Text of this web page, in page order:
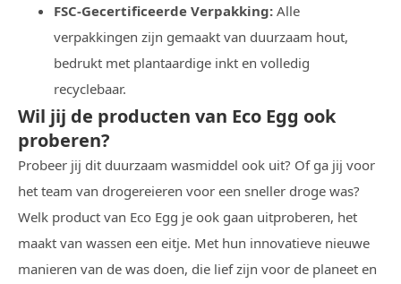
FSC-Gecertificeerde Verpakking: Alle
verpakkingen zijn gemaakt van duurzaam hout,
bedrukt met plantaardige inkt en volledig
recyclebaar.
Wil jij de producten van Eco Egg ook
proberen?
Probeer jij dit duurzaam wasmiddel ook uit? Of ga jij voor
het team van drogereieren voor een sneller droge was?
Welk product van Eco Egg je ook gaan uitproberen, het
maakt van wassen een eitje. Met hun innovatieve nieuwe
manieren van de was doen, die lief zijn voor de planeet en